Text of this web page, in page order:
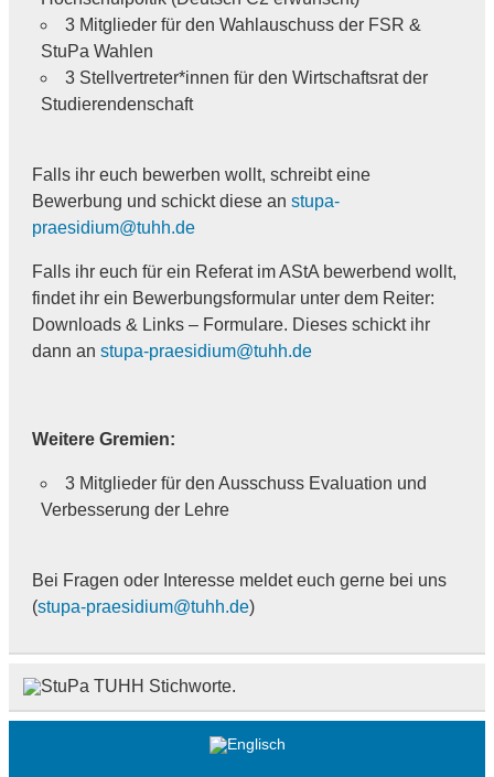
3 Mitglieder für den Wahlauschuss der FSR &
StuPa Wahlen
3 Stellvertreter*innen für den Wirtschaftsrat der
Studierendenschaft
Falls ihr euch bewerben wollt, schreibt eine
Bewerbung und schickt diese an stupa-
praesidium@tuhh.de
Falls ihr euch für ein Referat im AStA bewerbend wollt,
findet ihr ein Bewerbungsformular unter dem Reiter:
Downloads & Links – Formulare. Dieses schickt ihr
dann an stupa-praesidium@tuhh.de
Weitere Gremien:
3 Mitglieder für den Ausschuss Evaluation und
Verbesserung der Lehre
Bei Fragen oder Interesse meldet euch gerne bei uns
(stupa-praesidium@tuhh.de)